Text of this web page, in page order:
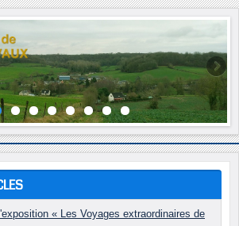
« Les Voyages extraordinaires de